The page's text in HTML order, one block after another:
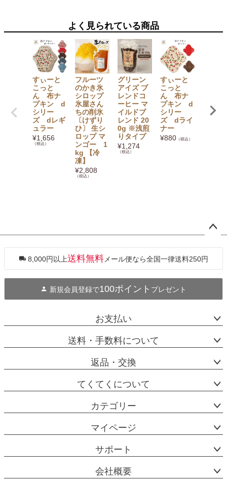
よく見られている商品
すぃーと
こっと
ん 布ナ
プキン d
シリー
ズ dレギ
ュラー
¥1,656
（税込）
フルーツ
のかき氷
シロップ
氷屋さん
ちの削氷
〔けずり
ひ〕 生シ
ロップ マ
ンゴー 1
kg 【冷
凍】
¥2,808
（税込）
グリーン
アイズ ブ
レンドコ
ーヒー マ
イルドブ
レンド 20
0g ※浅煎
りタイプ
¥1,274
（税込）
すぃーと
こっと
ん 布ナ
プキン d
シリー
ズ dライ
ナー
¥880 （税込）
氷屋さ
ちの削
ジト
へ
8,000円以上送料無料メール便なら全国一律送料250円
新規会員登録で100ポイント プレゼント
お支払い
送料・手数料について
返品・交換
てくてくについて
カテゴリー
マイページ
サポート
会社概要